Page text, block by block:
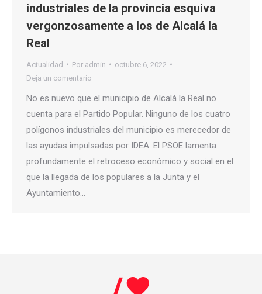
industriales de la provincia esquiva
vergonzosamente a los de Alcalá la
Real
Actualidad Por admin
octubre 6, 2022
Deja un comentario
No es nuevo que el municipio de Alcalá la Real no
cuenta para el Partido Popular. Ninguno de los cuatro
polígonos industriales del municipio es merecedor de
las ayudas impulsadas por IDEA. El PSOE lamenta
profundamente el retroceso económico y social en el
que la llegada de los populares a la Junta y el
Ayuntamiento…